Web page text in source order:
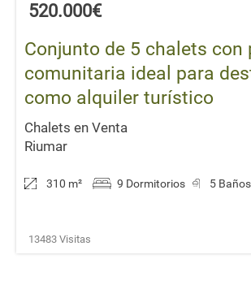
520.000€
Conjunto de 5 chalets con
comunitaria ideal para
como alquiler turístico
Chalets en Venta
Riumar
310 m² 9 Dormitorios 5 Baños
13483 Visitas